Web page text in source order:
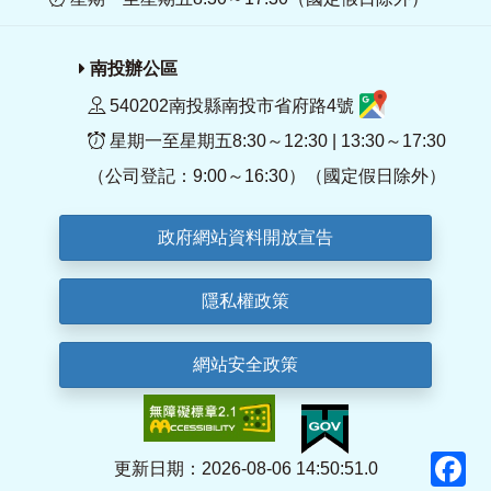
南投辦公區
540202南投縣南投市省府路4號
星期一至星期五8:30～12:30 | 13:30～17:30
（公司登記：9:00～16:30）（國定假日除外）
政府網站資料開放宣告
隱私權政策
網站安全政策
更新日期：2026-08-06 14:50:51.0